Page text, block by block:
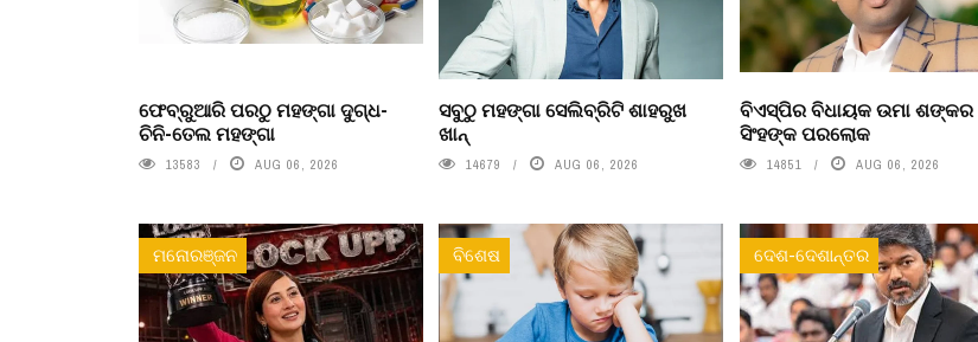
ଫେବ୍ରୁଆରି ପରଠୁ ମହଙ୍ଗା ଦୁଗ୍ଧ-
ଚିନି-ତେଲ ମହଙ୍ଗା
13583 AUG 06, 2026
ସବୁଠୁ ମହଙ୍ଗା ସେଲିବ୍ରିଟି ଶାହରୁଖ
ଖାନ୍
14679 AUG 06, 2026
ବିଏସ୍‌ପିର ବିଧାୟକ ଉମା ଶଙ୍କର
ସିଂହଙ୍କ ପରଲୋକ
14851 AUG 06, 2026
ମନୋରଞ୍ଜନ ବିଶେଷ ଦେଶ-ଦେଶାନ୍ତର